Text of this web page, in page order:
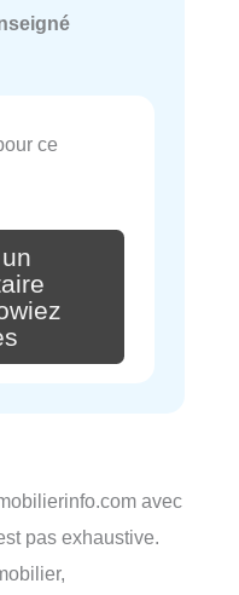
ce
avec
pas exhaustive.